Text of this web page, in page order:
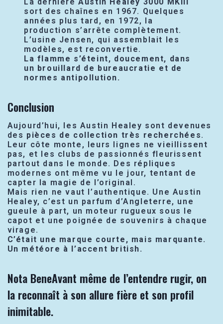
sort des chaînes en 1967. Quelques
années plus tard, en 1972, la
production s’arrête complètement.
L’usine Jensen, qui assemblait les
modèles, est reconvertie.
La flamme s’éteint, doucement, dans
un brouillard de bureaucratie et de
normes antipollution.
Conclusion
Aujourd’hui, les Austin Healey sont devenues
des pièces de collection très recherchées.
Leur côte monte, leurs lignes ne vieillissent
pas, et les clubs de passionnés fleurissent
partout dans le monde. Des répliques
modernes ont même vu le jour, tentant de
capter la magie de l’original.
Mais rien ne vaut l’authentique. Une Austin
Healey, c’est un parfum d’Angleterre, une
gueule à part, un moteur rugueux sous le
capot et une poignée de souvenirs à chaque
virage.
C’était une marque courte, mais marquante.
Un météore à l’accent british.
Nota BeneAvant même de l’entendre rugir, on
la reconnaît à son allure fière et son profil
inimitable.